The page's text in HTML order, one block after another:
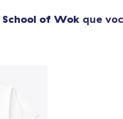
School of Wok que
1artigo